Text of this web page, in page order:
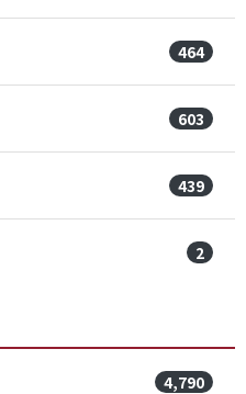
464
603
439
2
4,790